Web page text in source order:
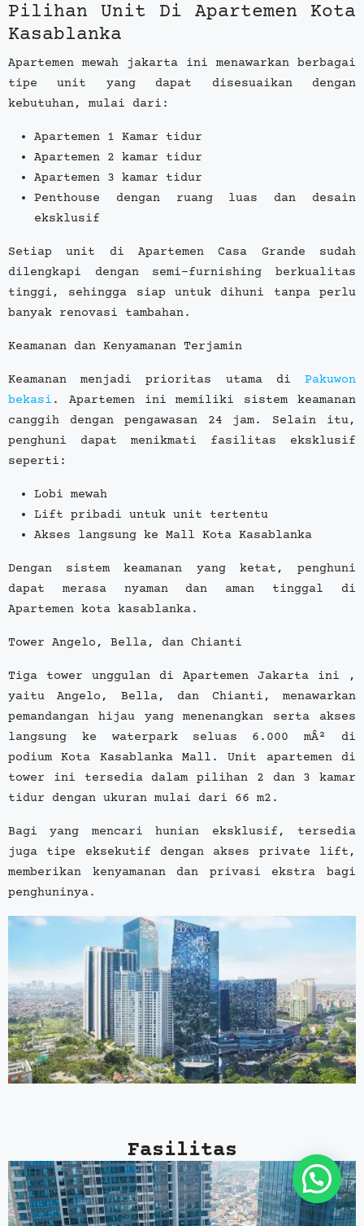
Pilihan Unit Di Apartemen Kota
Kasablanka
Apartemen mewah jakarta ini menawarkan berbagai
tipe unit yang dapat disesuaikan dengan
kebutuhan, mulai dari:
Apartemen 1 Kamar tidur
Apartemen 2 kamar tidur
Apartemen 3 kamar tidur
Penthouse dengan ruang luas dan desain
eksklusif
Setiap unit di Apartemen Casa Grande sudah
dilengkapi dengan semi-furnishing berkualitas
tinggi, sehingga siap untuk dihuni tanpa perlu
banyak renovasi tambahan.
Keamanan dan Kenyamanan Terjamin
Keamanan menjadi prioritas utama di Pakuwon
bekasi . Apartemen ini memiliki sistem keamanan
canggih dengan pengawasan 24 jam. Selain itu,
penghuni dapat menikmati fasilitas eksklusif
seperti:
Lobi mewah
Lift pribadi untuk unit tertentu
Akses langsung ke Mall Kota Kasablanka
Dengan sistem keamanan yang ketat, penghuni
dapat merasa nyaman dan aman tinggal di
Apartemen kota kasablanka.
Tower Angelo, Bella, dan Chianti
Tiga tower unggulan di Apartemen Jakarta ini ,
yaitu Angelo, Bella, dan Chianti, menawarkan
pemandangan hijau yang menenangkan serta akses
langsung ke waterpark seluas 6.000 mÂ² di
podium Kota Kasablanka Mall. Unit apartemen di
tower ini tersedia dalam pilihan 2 dan 3 kamar
tidur dengan ukuran mulai dari 66 m2.
Bagi yang mencari hunian eksklusif, tersedia
juga tipe eksekutif dengan akses private lift,
memberikan kenyamanan dan privasi ekstra bagi
penghuninya.
Fasilitas